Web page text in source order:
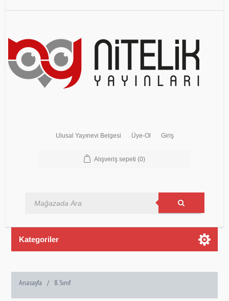
Ulusal Yayınevi Belgesi Üye-Ol Giriş
Alışveriş sepeti (0)
Kategoriler
Anasayfa / 8. Sınıf